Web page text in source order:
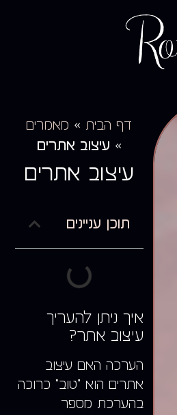
דף הבית» מאמרים
» עיצוב אתרים
עיצוב אתרים
תוכן עניינים
איך ניתן להעריך
עיצוב אתר?
הערכה האם עיצוב
אתרים הוא "טוב" כרוכה
בהערכת מספר